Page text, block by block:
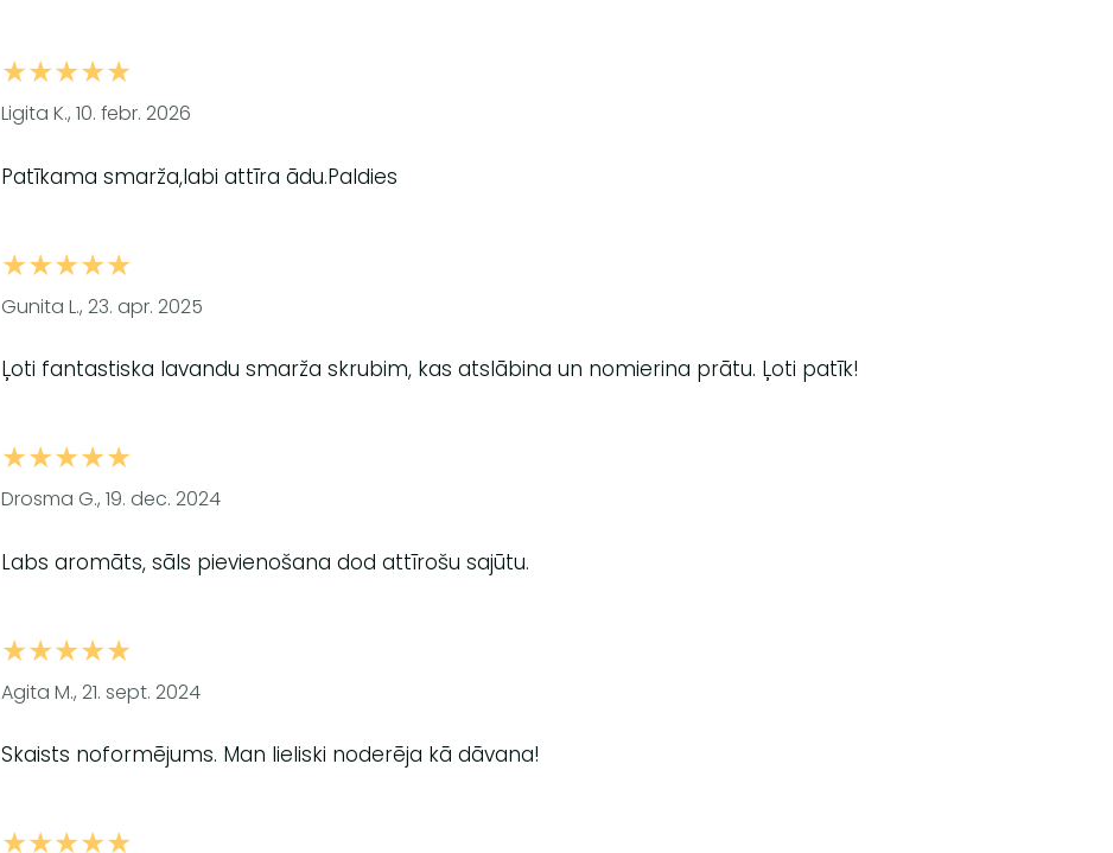
★★★★★
Ligita K., 10. febr. 2026
Patīkama smarža,labi attīra ādu.Paldies
★★★★★
Gunita L., 23. apr. 2025
Ļoti fantastiska lavandu smarža skrubim, kas atslābina un nomierina prātu. Ļoti patīk!
★★★★★
Drosma G., 19. dec. 2024
Labs aromāts, sāls pievienošana dod attīrošu sajūtu.
★★★★★
Agita M., 21. sept. 2024
Skaists noformējums. Man lieliski noderēja kā dāvana!
★★★★★